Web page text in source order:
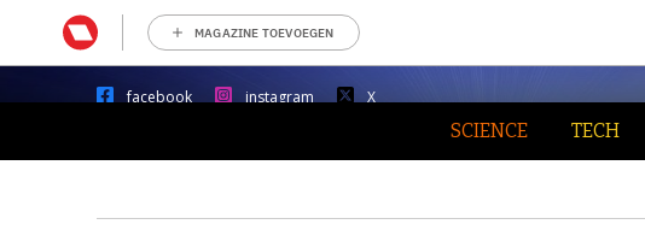
MAGAZINE TOEVOEGEN
facebook instagram X
SCIENCE TECH